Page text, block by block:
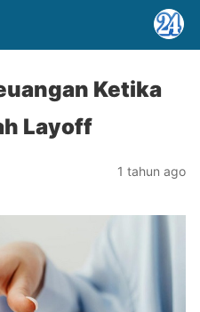
Ketika
Layoff
1 tahun ago